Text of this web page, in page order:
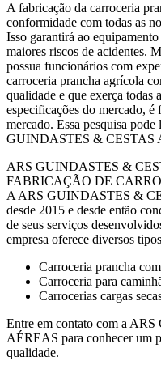
A fabricação da carroceria
conformidade com todas as
Isso garantirá ao
maiores riscos de acidentes.
possua funcionários com
carroceria prancha agrícola
qualidade e que exerça todas
especificações do mercado, é
mercado. Essa pesquisa
GUINDASTES & CESTAS
ARS GUINDASTES &
FABRICAÇÃO DE
A ARS GUINDASTES &
desde 2015 e desde então
de seus serviços
empresa oferece diversos
Carroceria prancha
Carroceria para
Carrocerias cargas
Entre em contato com a
AÉREAS para conhecer um
qualidade.